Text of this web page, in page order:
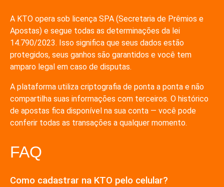
A KTO opera sob licença SPA (Secretaria de Prêmios e
Apostas) e segue todas as determinações da lei
14.790/2023. Isso significa que seus dados estão
protegidos, seus ganhos são garantidos e você tem
amparo legal em caso de disputas.
A plataforma utiliza criptografia de ponta a ponta e não
compartilha suas informações com terceiros. O histórico
de apostas fica disponível na sua conta — você pode
conferir todas as transações a qualquer momento.
FAQ
Como cadastrar na KTO pelo celular?